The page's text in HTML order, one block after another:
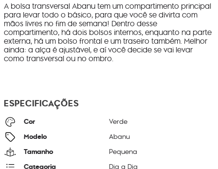
A bolsa transversal Abanu tem um compartimento principal
para levar todo o básico, para que você se divirta com
mãos livres no fim de semana! Dentro desse
compartimento, há dois bolsos internos, enquanto na parte
externa, há um bolso frontal e um traseiro também. Melhor
ainda: a alça é ajustável, e aí você decide se vai levar
como transversal ou no ombro.
ESPECIFICAÇÕES
Cor Verde
Modelo Abanu
Tamanho Pequena
Categoria